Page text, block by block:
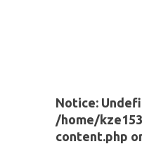
Notice:
/home/
content.php